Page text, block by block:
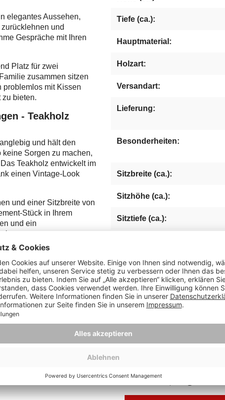
elegantes Aussehen,
und
Gespräche mit Ihren
Platz für zwei
zusammen sitzen
problemlos mit Kissen
zu bieten.
- Teakholz
und hält den
Sorgen zu machen,
Teakholz entwickelt im
einen Vintage-Look
und einer Sitzbreite von
Stück in Ihrem
und ein
Tiefe (ca.):
Hauptmaterial:
Holzart:
Versandart:
Lieferung:
Besonderheiten:
Sitzbreite (ca.):
Sitzhöhe (ca.):
Sitztiefe (ca.):
Maximalbelastung (ca. kg):
Herstellernummer:
Hersteller: dekoVries
Deutschland, info@deVries-